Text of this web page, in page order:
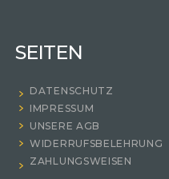
SEITEN
DATENSCHUTZ
IMPRESSUM
UNSERE AGB
WIDERRUFSBELEHRUNG
ZAHLUNGSWEISEN